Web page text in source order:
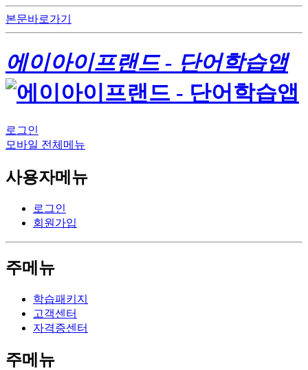
본문바로가기
에이아이프랜드 - 단어학습앱
로그인
모바일 전체메뉴
사용자메뉴
로그인
회원가입
주메뉴
학습패키지
고객센터
자격증센터
주메뉴